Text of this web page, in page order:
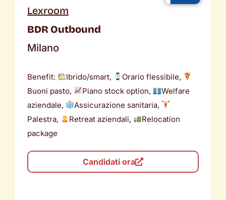
Lexroom
BDR Outbound
Milano
Benefit: Ibrido/smart,
Orario flessibile,
Buoni pasto,
Piano stock option,
Welfare
aziendale,
Assicurazione sanitaria,
Palestra,
Retreat aziendali,
Relocation
package
Candidati ora